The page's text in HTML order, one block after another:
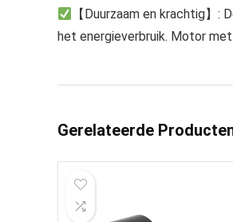
【Duurzaam en krachtig】
het energieverbruik. Motor met
Gerelateerde